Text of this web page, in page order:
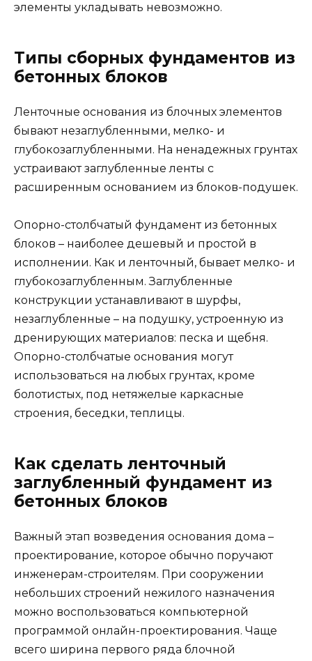
элементы укладывать невозможно.
Типы сборных фундаментов из
бетонных блоков
Ленточные основания из блочных элементов
бывают незаглубленными, мелко- и
глубокозаглубленными. На ненадежных грунтах
устраивают заглубленные ленты с
расширенным основанием из блоков-подушек.
Опорно-столбчатый фундамент из бетонных
блоков – наиболее дешевый и простой в
исполнении. Как и ленточный, бывает мелко- и
глубокозаглубленным. Заглубленные
конструкции устанавливают в шурфы,
незаглубленные – на подушку, устроенную из
дренирующих материалов: песка и щебня.
Опорно-столбчатые основания могут
использоваться на любых грунтах, кроме
болотистых, под нетяжелые каркасные
строения, беседки, теплицы.
Как сделать ленточный
заглубленный фундамент из
бетонных блоков
Важный этап возведения основания дома –
проектирование, которое обычно поручают
инженерам-строителям. При сооружении
небольших строений нежилого назначения
можно воспользоваться компьютерной
программой онлайн-проектирования. Чаще
всего ширина первого ряда блочной